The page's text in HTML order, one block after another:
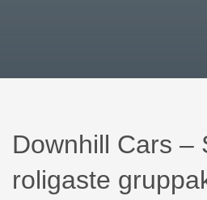
Downhill Cars –
roligaste